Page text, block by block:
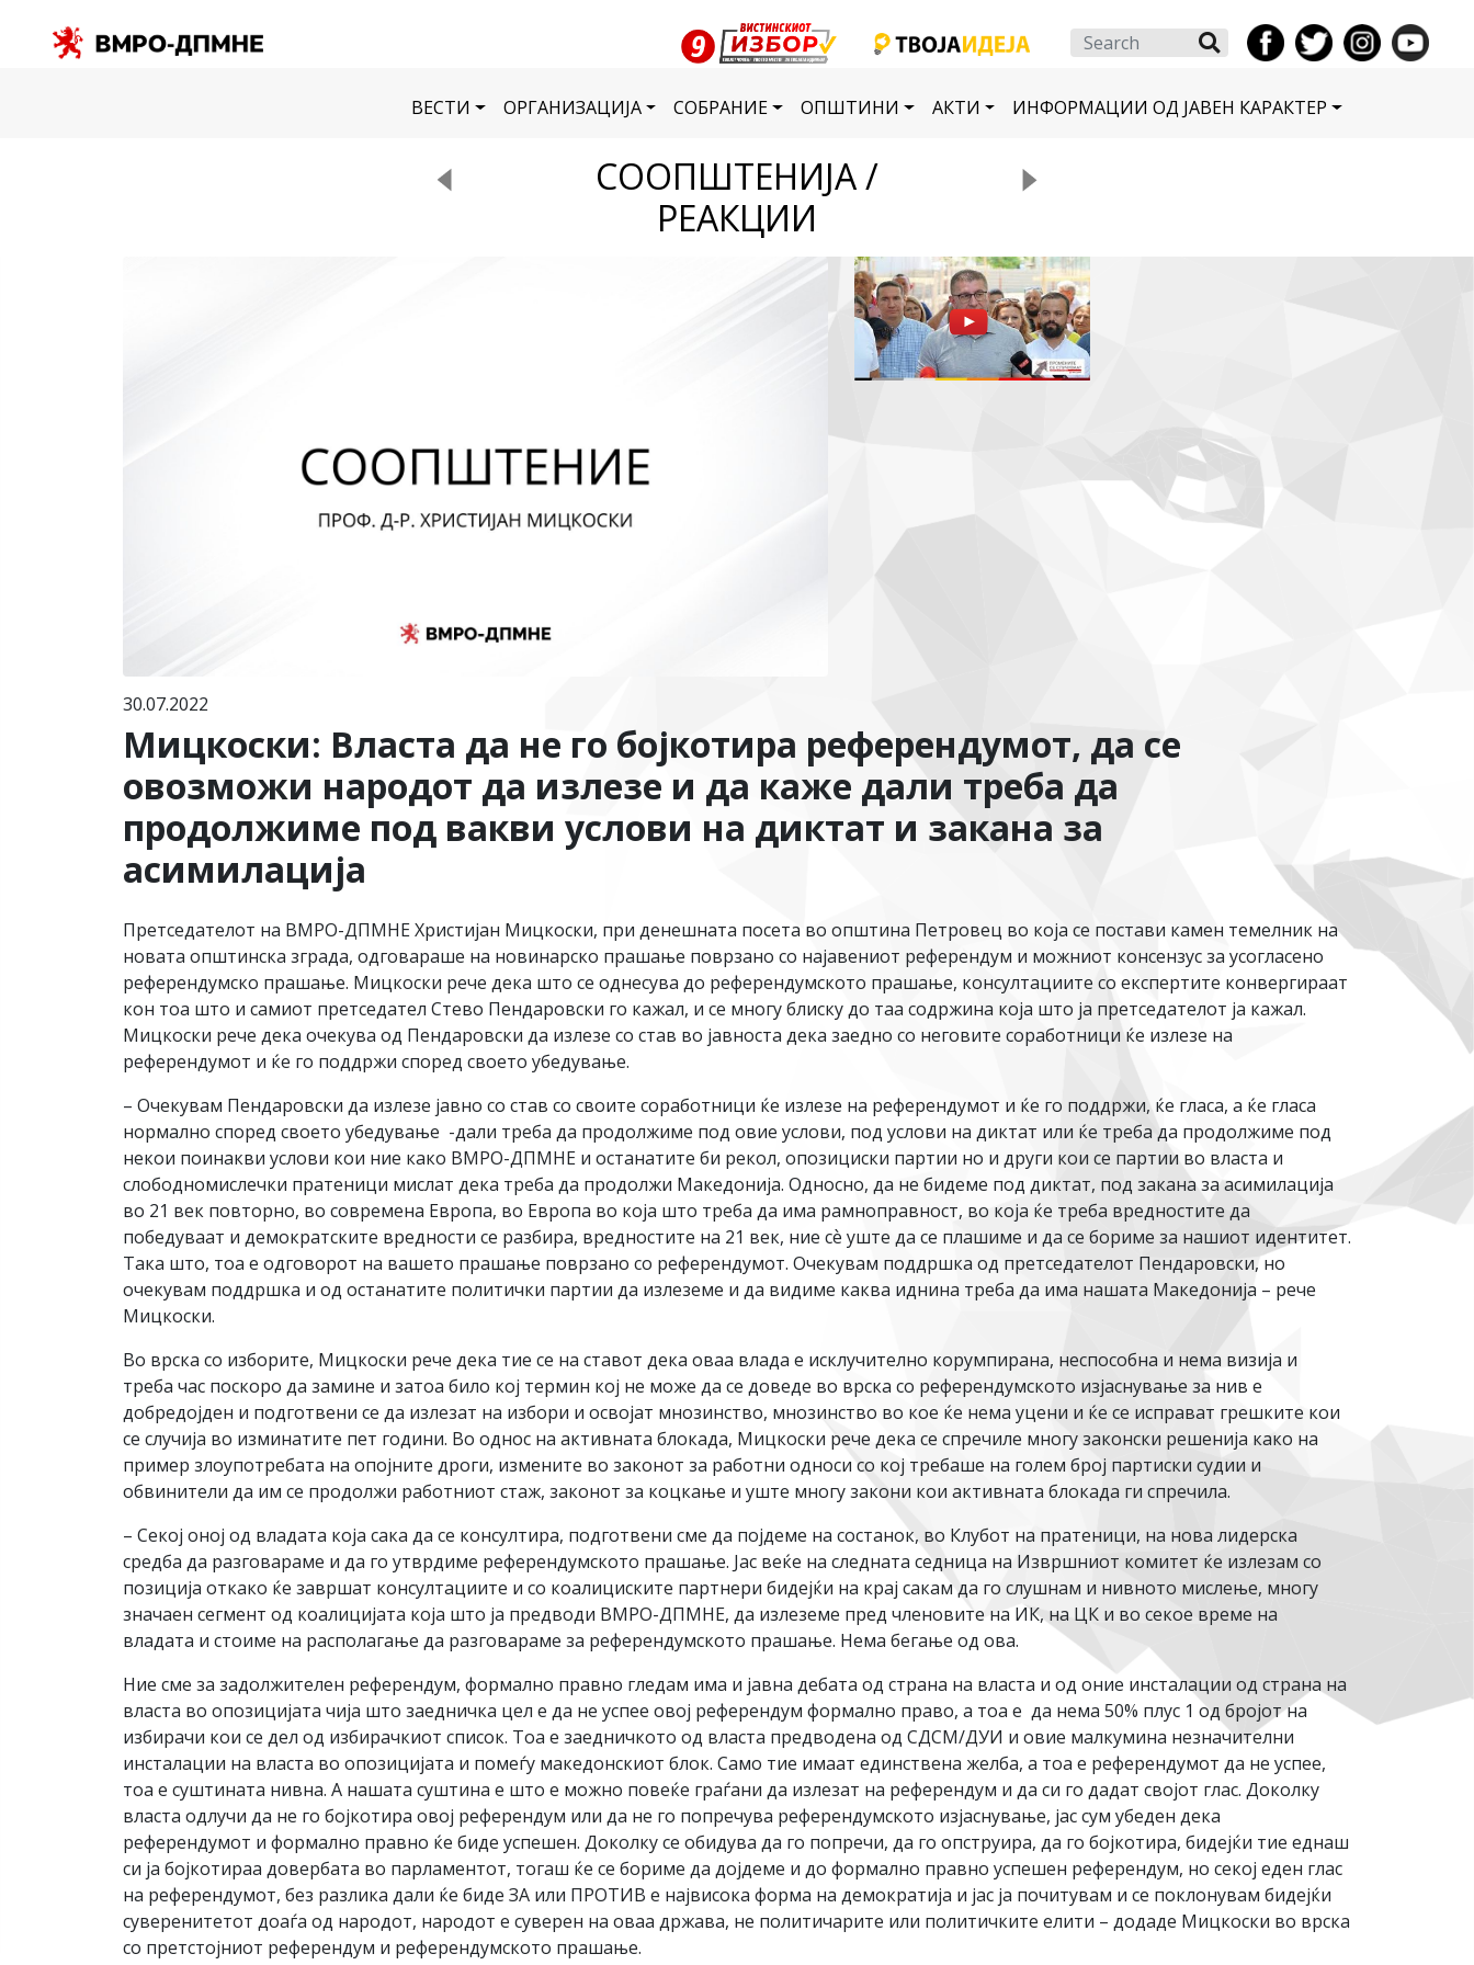
Search
ВЕСТИ ОРГАНИЗАЦИЈА СОБРАНИЕ ОПШТИНИ АКТИ ИНФОРМАЦИИ ОД ЈАВЕН КАРАКТЕР
СООПШТЕНИЈА /
РЕАКЦИИ
30.07.2022
Мицкоски: Власта да не го бојкотира референдумот, да се
овозможи народот да излезе и да каже дали треба да
продолжиме под вакви услови на диктат и закана за
асимилација
Претседателот на ВМРО-ДПМНЕ Христијан Мицкоски, при денешната посета во општина Петровец во која се постави камен темелник на
новата општинска зграда, одговараше на новинарско прашање поврзано со најавениот референдум и можниот консензус за усогласено
референдумско прашање. Мицкоски рече дека што се однесува до референдумското прашање, консултациите со експертите конвергираат
кон тоа што и самиот претседател Стево Пендаровски го кажал, и се многу блиску до таа содржина која што ја претседателот ја кажал.
Мицкоски рече дека очекува од Пендаровски да излезе со став во јавноста дека заедно со неговите соработници ќе излезе на
референдумот и ќе го поддржи според своето убедување.
– Очекувам Пендаровски да излезе јавно со став со своите соработници ќе излезе на референдумот и ќе го поддржи, ќе гласа, а ќе гласа
нормално според своето убедување -дали треба да продолжиме под овие услови, под услови на диктат или ќе треба да продолжиме под
некои поинакви услови кои ние како ВМРО-ДПМНЕ и останатите би рекол, опозициски партии но и други кои се партии во власта и
слободномислечки пратеници мислат дека треба да продолжи Македонија. Односно, да не бидеме под диктат, под закана за асимилација
во 21 век повторно, во современа Европа, во Европа во која што треба да има рамноправност, во која ќе треба вредностите да
победуваат и демократските вредности се разбира, вредностите на 21 век, ние сѐ уште да се плашиме и да се бориме за нашиот идентитет.
Така што, тоа е одговорот на вашето прашање поврзано со референдумот. Очекувам поддршка од претседателот Пендаровски, но
очекувам поддршка и од останатите политички партии да излеземе и да видиме каква иднина треба да има нашата Македонија – рече
Мицкоски.
Во врска со изборите, Мицкоски рече дека тие се на ставот дека оваа влада е исклучително корумпирана, неспособна и нема визија и
треба час поскоро да замине и затоа било кој термин кој не може да се доведе во врска со референдумското изјаснување за нив е
добредојден и подготвени се да излезат на избори и освојат мнозинство, мнозинство во кое ќе нема уцени и ќе се исправат грешките кои
се случија во изминатите пет години. Во однос на активната блокада, Мицкоски рече дека се спречиле многу законски решенија како на
пример злоупотребата на опојните дроги, измените во законот за работни односи со кој требаше на голем број партиски судии и
обвинители да им се продолжи работниот стаж, законот за коцкање и уште многу закони кои активната блокада ги спречила.
– Секој оној од владата која сака да се консултира, подготвени сме да појдеме на состанок, во Клубот на пратеници, на нова лидерска
средба да разговараме и да го утврдиме референдумското прашање. Јас веќе на следната седница на Извршниот комитет ќе излезам со
позиција откако ќе завршат консултациите и со коалициските партнери бидејќи на крај сакам да го слушнам и нивното мислење, многу
значаен сегмент од коалицијата која што ја предводи ВМРО-ДПМНЕ, да излеземе пред членовите на ИК, на ЦК и во секое време на
владата и стоиме на располагање да разговараме за референдумското прашање. Нема бегање од ова.
Ние сме за задолжителен референдум, формално правно гледам има и јавна дебата од страна на власта и од оние инсталации од страна на
власта во опозицијата чија што заедничка цел е да не успее овој референдум формално право, а тоа е да нема 50% плус 1 од бројот на
избирачи кои се дел од избирачкиот список. Тоа е заедничкото од власта предводена од СДСМ/ДУИ и овие малкумина незначителни
инсталации на власта во опозицијата и помеѓу македонскиот блок. Само тие имаат единствена желба, а тоа е референдумот да не успее,
тоа е суштината нивна. А нашата суштина е што е можно повеќе граѓани да излезат на референдум и да си го дадат својот глас. Доколку
власта одлучи да не го бојкотира овој референдум или да не го попречува референдумското изјаснување, јас сум убеден дека
референдумот и формално правно ќе биде успешен. Доколку се обидува да го попречи, да го опструира, да го бојкотира, бидејќи тие еднаш
си ја бојкотираа довербата во парламентот, тогаш ќе се бориме да дојдеме и до формално правно успешен референдум, но секој еден глас
на референдумот, без разлика дали ќе биде ЗА или ПРОТИВ е највисока форма на демократија и јас ја почитувам и се поклонувам бидејќи
суверенитетот доаѓа од народот, народот е суверен на оваа држава, не политичарите или политичките елити – додаде Мицкоски во врска
со претстојниот референдум и референдумското прашање.